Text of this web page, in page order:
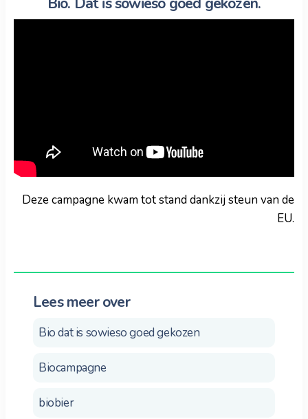
Deze campagne kwam tot stand dankzij steun van de
EU.
Lees meer over
Bio dat is sowieso goed gekozen
Biocampagne
biobier